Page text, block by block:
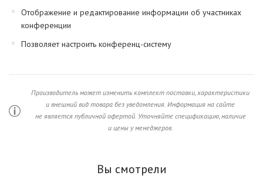
Отображение и редактирование информации об участниках
конференции
Позволяет настроить конференц-систему
Производитель может изменить комплект поставки, характеристики
и внешний вид товара без уведомления. Информация на сайте
не является публичной офертой. Уточняйте спецификацию, наличие
и цены у менеджеров.
Вы смотрели